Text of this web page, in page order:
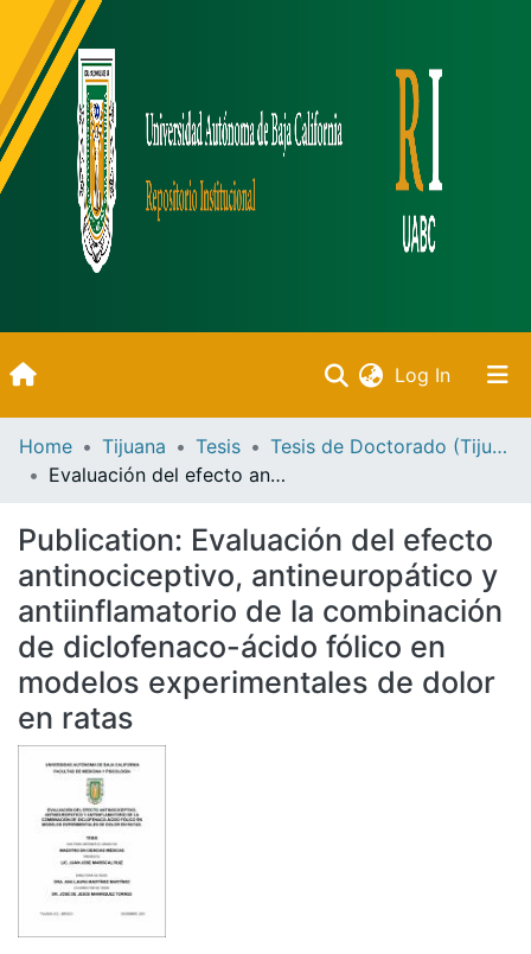
Log In(current)
Inicio
Communities & Collections
All of DSpace
Statistics
Bibliotecas
Home Tijuana Tesis
Tesis de Doctorado (Tijuana)
Evaluación del efecto antinociceptivo, antineuropático y antiinflamatorio de la combinación de diclofenaco-ácido fólico en modelos experimentales de dolor en ratas
Publication: Evaluación del efecto
antinociceptivo, antineuropático y
antiinflamatorio de la combinación
de diclofenaco-ácido fólico en
modelos experimentales de dolor
en ratas